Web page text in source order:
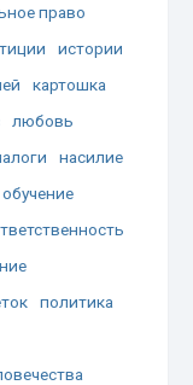
право
истории
картошка
любовь
насилие
обучение
политика